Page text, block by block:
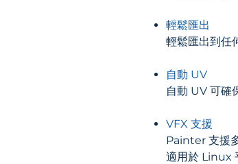
輕鬆匯出
輕鬆匯出到任
自動 UV
自動 UV 可確
VFX 支援
Painter 支援
適用於 Linux